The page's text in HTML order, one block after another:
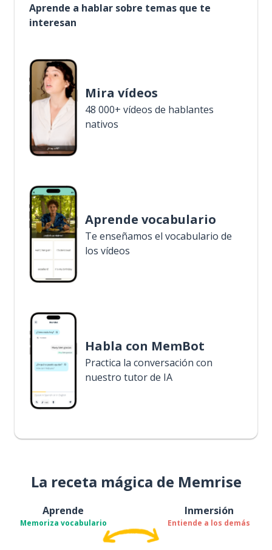
Aprende a hablar sobre temas que te
interesan
Mira vídeos
48 000+ vídeos de hablantes
nativos
Aprende vocabulario
Te enseñamos el vocabulario de
los vídeos
Habla con MemBot
Practica la conversación con
nuestro tutor de IA
La receta mágica de Memrise
Aprende
Memoriza vocabulario
Inmersión
Entiende a los demás